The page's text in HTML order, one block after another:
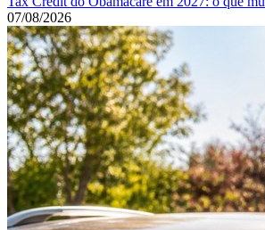
07/08/2026